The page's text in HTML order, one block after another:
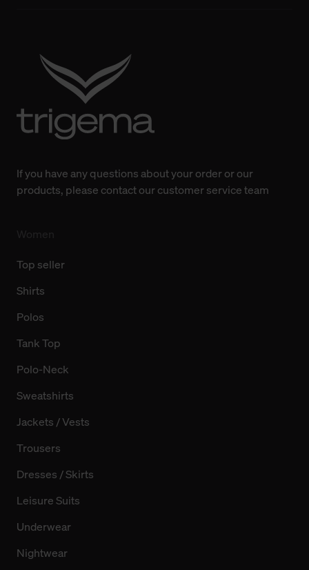
Weitere Informationen über Cookies und Web-
Technologien sowie die Nutzung Ihrer persönlichen Daten
finden Sie in unserer Datenschutzerklärung.
If you have any questions about your order or our
products, please contact our customer service team
Top seller
Shirts
Polos
Tank Top
Polo-Neck
Sweatshirts
Jackets / Vests
Trousers
Dresses / Skirts
Leisure Suits
Underwear
Nightwear